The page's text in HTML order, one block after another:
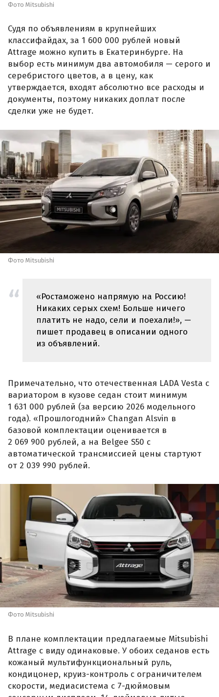
Фото Mitsubishi
Судя по объявлениям в крупнейших
классифайдах, за 1 600 000 рублей новый
Attrage можно купить в Екатеринбурге. На
выбор есть минимум два автомобиля — серого и
серебристого цветов, а в цену, как
утверждается, входят абсолютно все расходы и
документы, поэтому никаких доплат после
сделки уже не будет.
Фото Mitsubishi
«Ростаможено напрямую на Россию!
Никаких серых схем! Больше ничего
платить не надо, сели и поехали!», —
пишет продавец в описании одного
из объявлений.
Примечательно, что отечественная LADA Vesta с
вариатором в кузове седан стоит минимум
1 631 000 рублей (за версию 2026 модельного
года). «Прошлогодний» Changan Alsvin в
базовой комплектации оценивается в
2 069 900 рублей, а на Belgee S50 с
автоматической трансмиссией цены стартуют
от 2 039 990 рублей.
Фото Mitsubishi
В плане комплектации предлагаемые Mitsubishi
Attrage с виду одинаковые. У обоих седанов есть
кожаный мультифункциональный руль,
кондицонер, круиз-контроль с ограничителем
скорости, медиасистема с 7-дюймовым